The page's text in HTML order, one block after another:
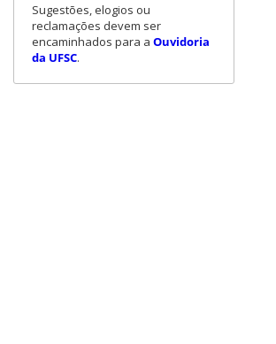
Sugestões, elogios ou
reclamações devem ser
encaminhados para a Ouvidoria
da UFSC.